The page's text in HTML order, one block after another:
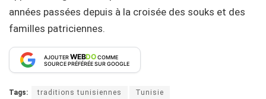
années passées depuis à la croisée des souks et des
familles patriciennes.
AJOUTERWEBDOCOMME
SOURCE PRÉFÉRÉE SUR GOOGLE
Tags: traditions tunisiennes Tunisie